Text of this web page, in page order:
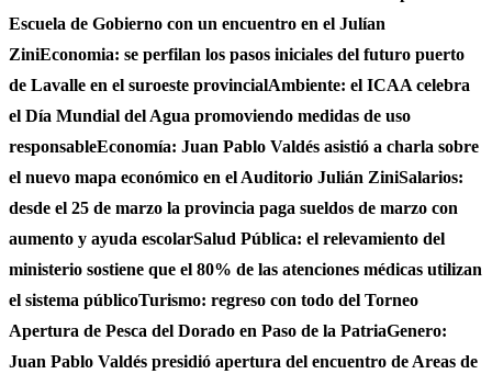
Escuela de Gobierno con un encuentro en el Julían
ZiniEconomia: se perfilan los pasos iniciales del futuro puerto
de Lavalle en el suroeste provincialAmbiente: el ICAA celebra
el Día Mundial del Agua promoviendo medidas de uso
responsableEconomía: Juan Pablo Valdés asistió a charla sobre
el nuevo mapa económico en el Auditorio Julián ZiniSalarios:
desde el 25 de marzo la provincia paga sueldos de marzo con
aumento y ayuda escolarSalud Pública: el relevamiento del
ministerio sostiene que el 80% de las atenciones médicas utilizan
el sistema públicoTurismo: regreso con todo del Torneo
Apertura de Pesca del Dorado en Paso de la PatriaGenero:
Juan Pablo Valdés presidió apertura del encuentro de Areas de